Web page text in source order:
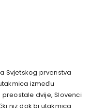
Svjetskog prvenstva
između
preostale dvije, Slovenci
niz dok bi utakmica